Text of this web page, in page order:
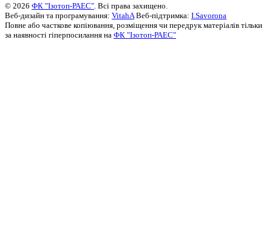
© 2026 ФК "Ізотоп-РАЕС" . Всі права захищено.
Веб-дизайн та програмування: VitahA Веб-підтримка: I.Savorona
Повне або часткове копіювання, розміщення чи передрук матеріалів тільки
за наявності гіперпосилання на ФК "Ізотоп-РАЕС"